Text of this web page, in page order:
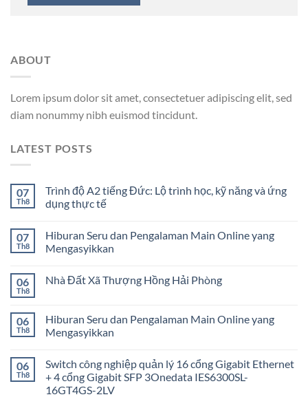
ABOUT
Lorem ipsum dolor sit amet, consectetuer adipiscing elit, sed
diam nonummy nibh euismod tincidunt.
LATEST POSTS
07
Th8
Trình độ A2 tiếng Đức: Lộ trình học, kỹ năng và ứng
dụng thực tế
07
Th8
Hiburan Seru dan Pengalaman Main Online yang
Mengasyikkan
06
Th8
Nhà Đất Xã Thượng Hồng Hải Phòng
06
Th8
Hiburan Seru dan Pengalaman Main Online yang
Mengasyikkan
06
Th8
Switch công nghiệp quản lý 16 cổng Gigabit Ethernet
+ 4 cổng Gigabit SFP 3Onedata IES6300SL-
16GT4GS-2LV